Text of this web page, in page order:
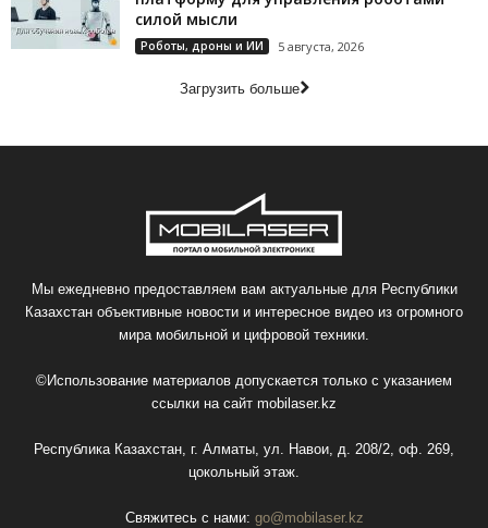
силой мысли
Роботы, дроны и ИИ 5 августа, 2026
Загрузить больше
Мы ежедневно предоставляем вам актуальные для Республики
Казахстан объективные новости и интересное видео из огромного
мира мобильной и цифровой техники.
©Использование материалов допускается только с указанием
ссылки на сайт mobilaser.kz
Республика Казахстан, г. Алматы, ул. Навои, д. 208/2, оф. 269,
цокольный этаж.
Свяжитесь с нами: go@mobilaser.kz